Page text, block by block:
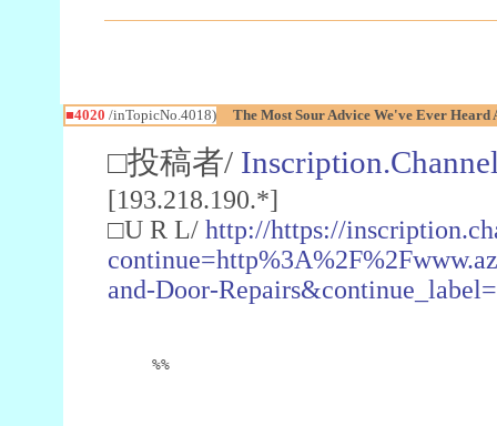
■4020 /inTopicNo.4018) The Most Sour Advice We've Ever Heard
□投稿者/
[193.218.190.*]
□U R L/ http://https://
and-Door-
%%